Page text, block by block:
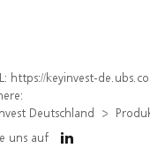
https://keyinvest-de.ubs.com/produkt/detail/index/isin/
Deutschland
uns auf